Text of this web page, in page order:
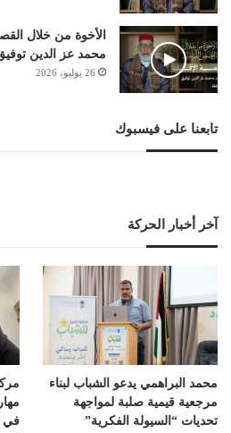
الأخوة من خلال
محمد عز الدين
26 يوليو، 2026
تابعنا على فيسبوك
آخر أخبار الحركة
محمد البراهمي يدعو الشباب لبناء
مرجعية قيمية صلبة لمواجهة
تحديات “السيولة الفكرية”
في